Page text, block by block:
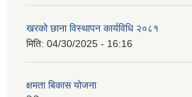
खरको छाना विस्थापन कार्यविधि २०८१
मिति: 04/30/2025 - 16:16
क्षमता बिकास योजना